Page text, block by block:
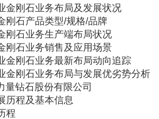
金刚石业务布局及发展状况
刚石产品类型/规格/品牌
刚石业务生产端布局状况
刚石业务销售及应用场景
金刚石业务最新布局动向追踪
金刚石业务布局与发展优劣势分析
量钻石股份有限公司
历程及基本信息
程